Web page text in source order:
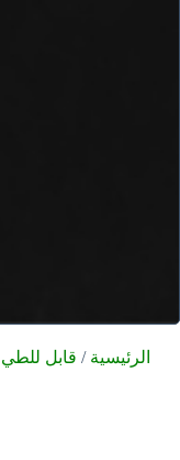
الرئيسية / قابل للطي